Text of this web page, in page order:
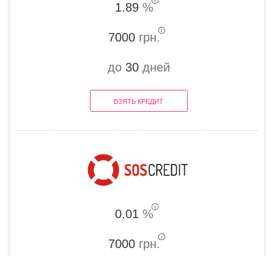
1.89%
7000грн.
до 30дней
ВЗЯТЬ КРЕДИТ
0.01 %
7000грн.